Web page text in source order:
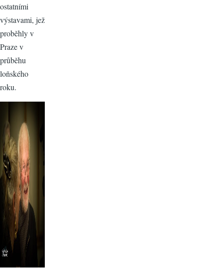
ostatními
výstavami, jež
proběhly v
Praze v
průběhu
loňského
roku.